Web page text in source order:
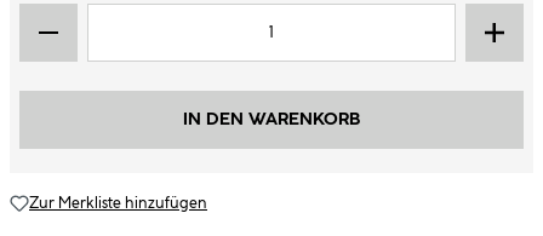
IN DEN WARENKORB
Zur Merkliste hinzufügen